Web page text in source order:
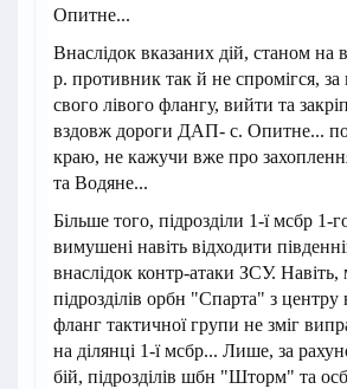
Опитне...
Внаслідок вказаних дій, станом на
р. противник так й не спромігся,
свого лівого флангу, вийти та
вздовж дороги ДАП- с. Опитне... по
краю, не кажучи вже про
та Водяне...
Більше того, підрозділи 1-ї мсбр 1-
вимушені навіть відходити
внаслідок контр-атаки ЗСУ. Навіть,
підрозділів орбн "Спарта" з центру
фланг тактичної групи не зміг
на ділянці 1-ї мсбр... Лише, за
бій, підрозділів шбн "Шторм" та